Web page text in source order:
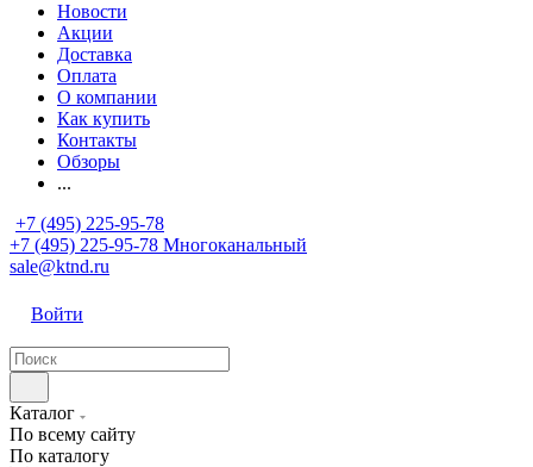
Новости
Акции
Доставка
Оплата
О компании
Как купить
Контакты
Обзоры
...
+7 (495) 225-95-78
+7 (495) 225-95-78 Многоканальный
sale@ktnd.ru
Войти
Каталог
По всему сайту
По каталогу